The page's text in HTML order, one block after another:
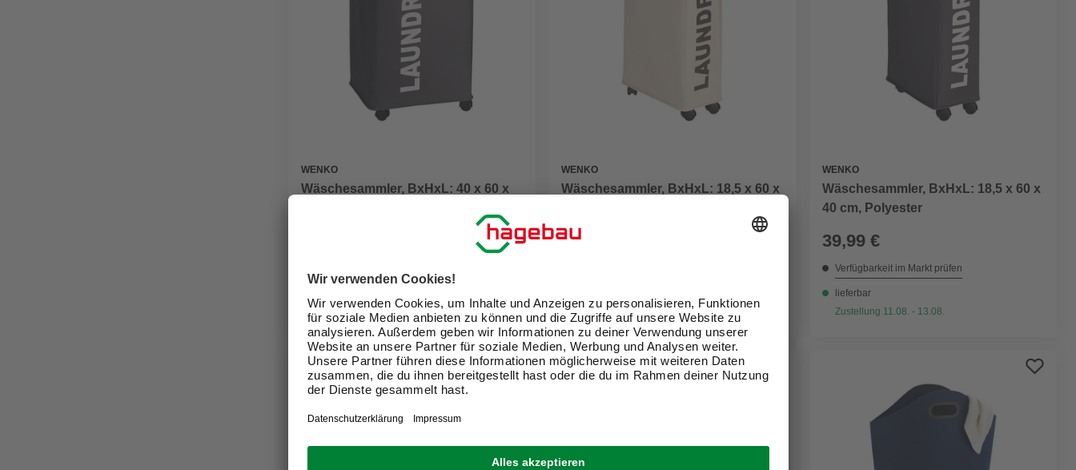
WENKO
Wäschesammler, BxHxL: 40 x 60 x
Zustellung 11.08. - 13.08.
WENKO
Wäschesammler, BxHxL: 18,5 x 60 x
39,99 €
Zustellung 11.08. - 13.08.
WENKO
Wäschesammler, BxHxL: 18,5 x 60 x
40 cm, Polyester
39,99 €
Verfügbarkeit im Markt prüfen
lieferbar
Zustellung 11.08. - 13.08.